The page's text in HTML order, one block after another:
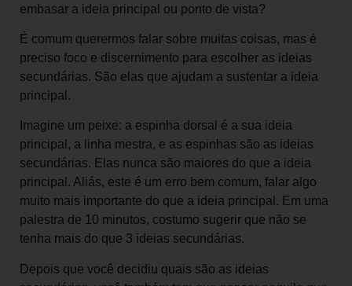
embasar a ideia principal ou ponto de vista?
É comum querermos falar sobre muitas coisas, mas é
preciso foco e discernimento para escolher as ideias
secundárias. São elas que ajudam a sustentar a ideia
principal.
Imagine um peixe: a espinha dorsal é a sua ideia
principal, a linha mestra, e as espinhas são as ideias
secundárias. Elas nunca são maiores do que a ideia
principal. Aliás, este é um erro bem comum, falar algo
muito mais importante do que a ideia principal. Em uma
palestra de 10 minutos, costumo sugerir que não se
tenha mais do que 3 ideias secundárias.
Depois que você decidiu quais são as ideias